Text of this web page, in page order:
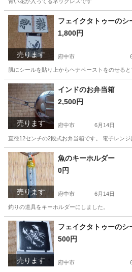
東京 府中市 アクセサリー
売ります
フェイクタトゥーの
1,800円
府中市
肌にシールを貼り上からヘナペーストをのせる
東京 府中市 その他 セット
売ります
インドのお弁当箱
2,500円
府中市 6月14日
直径12センチの2段式お弁当箱です。 電子レン
東京 府中市 家具 弁当箱
売ります
魚のキーホルダー
0円
府中市 6月14日
釣りの道具をキーホルダーにしました。
東京 府中市 その他 キーホルダー
売ります
フェイクタトゥーの
500円
府中市